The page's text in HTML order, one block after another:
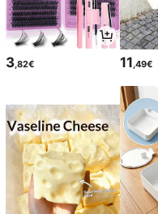
3 ,82€ 11 ,49€